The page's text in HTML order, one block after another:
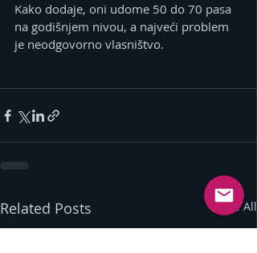
Kako dodaje, oni udome 50 do 70 pasa
na godišnjem nivou, a najveći problem
je neodgovorno vlasništvo.
Related Posts See All